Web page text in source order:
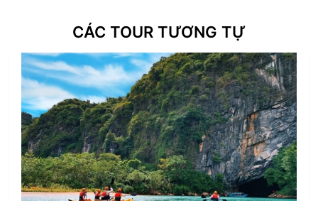
CÁC TOUR TƯƠNG TỰ